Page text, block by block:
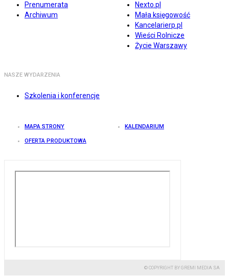
Prenumerata
Archiwum
Nexto.pl
Mała księgowość
Kancelarierp.pl
Wieści Rolnicze
Życie Warszawy
NASZE WYDARZENIA
Szkolenia i konferencje
MAPA STRONY KALENDARIUM
OFERTA PRODUKTOWA
© COPYRIGHT BY GREMI MEDIA SA